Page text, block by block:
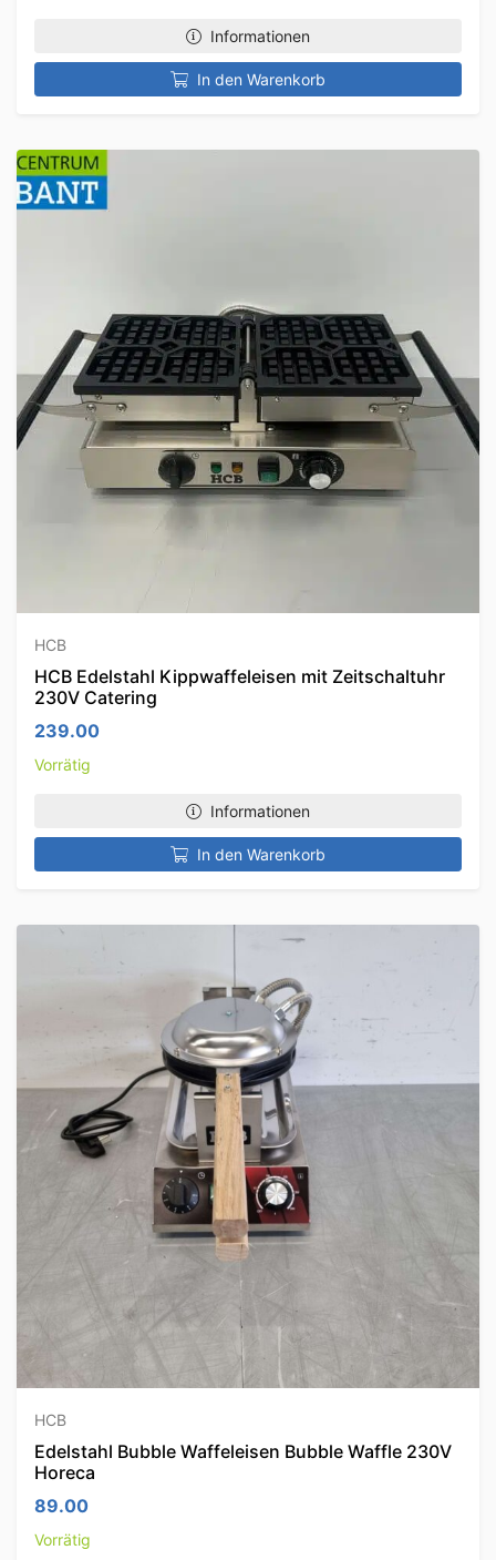
Informationen
In den Warenkorb
HCB
HCB Edelstahl Kippwaffeleisen mit Zeitschaltuhr
230V Catering
239.00
Vorrätig
Informationen
In den Warenkorb
HCB
Edelstahl Bubble Waffeleisen Bubble Waffle 230V
Horeca
89.00
Vorrätig